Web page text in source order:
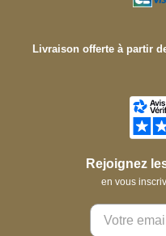
Livraison offerte à partir
Rejoignez
en vous